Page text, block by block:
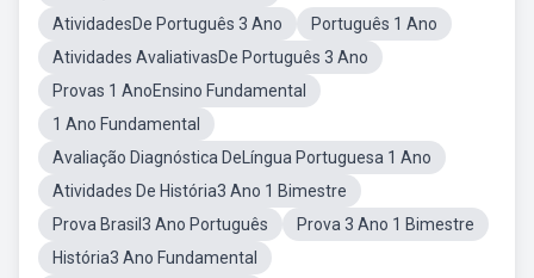
AtividadesDe Português 3 Ano
Português 1 Ano
Atividades AvaliativasDe Português 3 Ano
Provas 1 AnoEnsino Fundamental
1 Ano Fundamental
Avaliação Diagnóstica DeLíngua Portuguesa 1 Ano
Atividades De História3 Ano 1 Bimestre
Prova Brasil3 Ano Português
Prova 3 Ano 1 Bimestre
História3 Ano Fundamental